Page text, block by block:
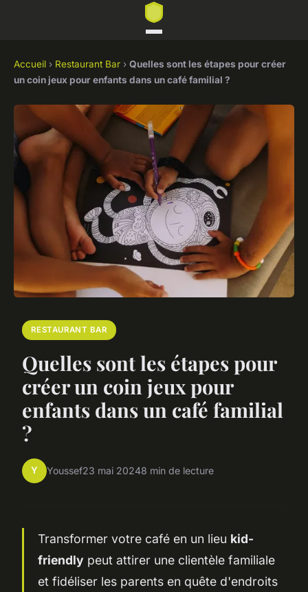
Accueil › Restaurant Bar › Quelles sont les étapes pour créer
un coin jeux pour enfants dans un café familial ?
RESTAURANT BAR
Quelles sont les étapes pour
créer un coin jeux pour
enfants dans un café familial
?
Y Youssef23 mai 20248 min de lecture
Transformer votre café en un lieu kid-
friendly peut attirer une clientèle familiale
et fidéliser les parents en quête d'endroits